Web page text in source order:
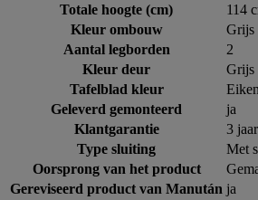
Totale hoogte (cm)
114
Kleur ombouw
Grijs
Aantal legborden
2
Kleur deur
Grijs
Tafelblad kleur
Eiken
Geleverd gemonteerd
ja
Klantgarantie
3 jaar
Type sluiting
Met
Oorsprong van het product
Gereviseerd product van Manután ja